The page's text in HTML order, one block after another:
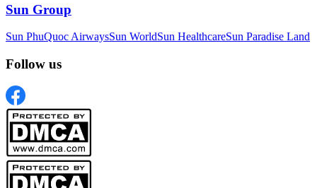
Sun Group
Sun PhuQuoc AirwaysSun WorldSun HealthcareSun Paradise Land
Follow us